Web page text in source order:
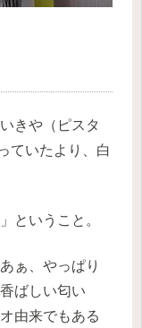
きや（ピスタ
ていたより、白
ということ。
ぁ、やっぱり
ばしい匂い
由来でもある